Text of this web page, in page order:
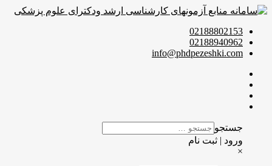
02188802153
02188940962
info@phdpezeshki.com
جستجو
ورود | ثبت نام
×